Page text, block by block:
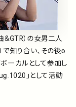
GTR）の女男二人
で知り合い、その後o
ーカルとして参加し
」として活動